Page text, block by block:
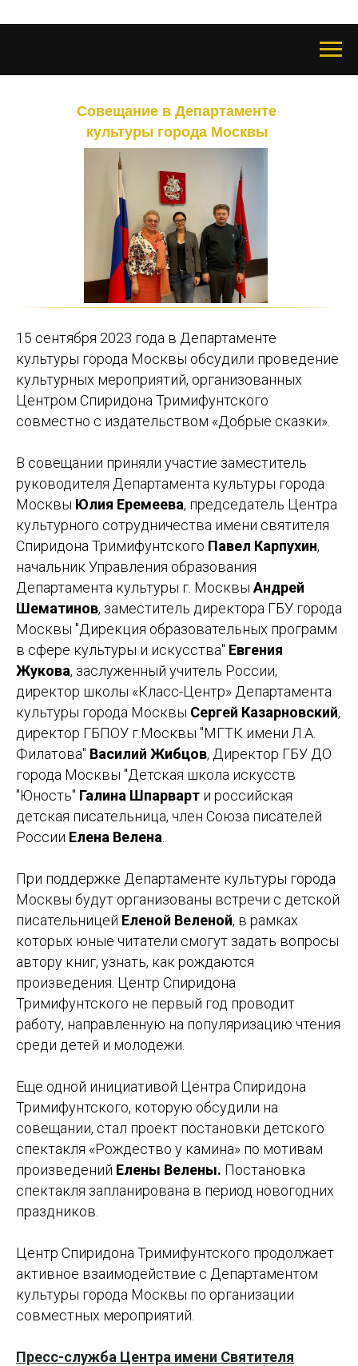
Совещание в Департаменте
культуры города Москвы
15 сентября 2023 года в Департаменте
культуры города Москвы обсудили проведение
культурных мероприятий, организованных
Центром Спиридона Тримифунтского
совместно с издательством «Добрые сказки».
В совещании приняли участие заместитель
руководителя Департамента культуры города
Москвы Юлия Еремеева, председатель Центра
культурного сотрудничества имени святителя
Спиридона Тримифунтского Павел Карпухин,
начальник Управления образования
Департамента культуры г. Москвы Андрей
Шематинов, заместитель директора ГБУ города
Москвы "Дирекция образовательных программ
в сфере культуры и искусства" Евгения
Жукова, заслуженный учитель России,
директор школы «Класс-Центр» Департамента
культуры города Москвы Сергей Казарновский,
директор ГБПОУ г.Москвы "МГТК имени Л.А.
Филатова" Василий Жибцов, Директор ГБУ ДО
города Москвы "Детская школа искусств
"Юность" Галина Шпарварт и российская
детская писательница, член Союза писателей
России Елена Велена
При поддержке Департаменте культуры города
Москвы будут организованы встречи с детской
писательницей Еленой Веленой, в рамках
которых юные читатели смогут задать вопросы
автору книг, узнать, как рождаются
произведения. Центр Спиридона
Тримифунтского не первый год проводит
работу, направленную на популяризацию чтения
среди детей и молодежи.
Еще одной инициативой Центра Спиридона
Тримифунтского, которую обсудили на
совещании, стал проект постановки детского
спектакля «Рождество у камина» по мотивам
произведений Елены Велены. Постановка
спектакля запланирована в период новогодних
праздников.
Центр Спиридона Тримифунтского продолжает
активное взаимодействие с Департаментом
культуры города Москвы по организации
совместных мероприятий.
Пресс-служба Центра имени Святителя